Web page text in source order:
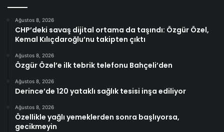
Ağustos 8, 2026
CHP’deki savaş dijital ortama da taşındı: Özgür Özel,
Kemal Kılıçdaroğlu’nu takipten çıktı
Ağustos 8, 2026
Özgür Özel’e ilk tebrik telefonu Bahçeli’den
Ağustos 8, 2026
Derince’de 120 yataklı sağlık tesisi inşa ediliyor
Ağustos 8, 2026
Özellikle yağlı yemeklerden sonra başlıyorsa,
gecikmeyin